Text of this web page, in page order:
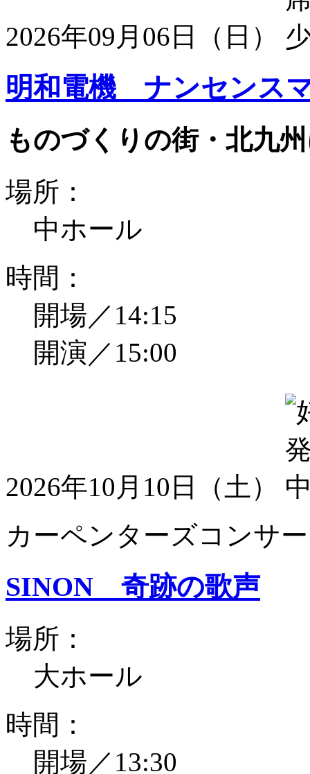
2026年09月06日（日）
明和電機 ナンセンス
ものづくりの街・北九
場所：
中ホール
時間：
開場／14:15
開演／15:00
2026年10月10日（土）
カーペンターズコンサ
SINON 奇跡の歌声
場所：
大ホール
時間：
開場／13:30